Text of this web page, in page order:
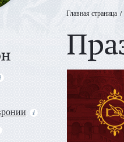
Главная страница